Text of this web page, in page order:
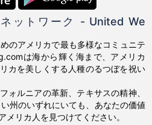
ットワーク - United We
のアメリカで最も多様なコミュニテ
は海から輝く海まで、アメリカ
カを美しくする人種のるつぼを祝い
ォルニアの革新、テキサスの精神、
州のいずれにいても、あなたの価値
リカ人を見つけてください。